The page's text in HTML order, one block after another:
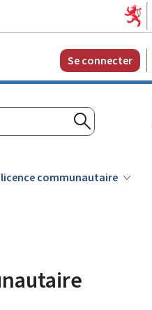
Se connecter
Rechercher
communautaire